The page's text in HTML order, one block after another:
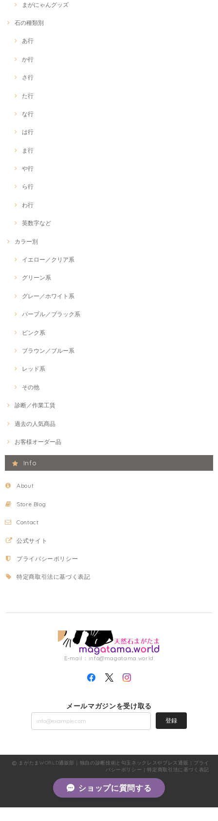
まがにゃんグッズ
石の種類別
あ行
か行
さ行
た行
な行
は行
ま行
や行
ら行
わ行
英数字など
カラー別
イエロー／クリア系
グリーン系
グレー／ホワイト系
パープル／ブラック系
ピンク系
ブラウン／ブルー系
レッド系
その他
診断／作業工賃
過去の人気商品
お客様オーダー品
Info
About
Store Blog
Contact
公式サイト
プライバシーポリシー
特定商取引法に基づく表記
E-mail： info@magatama.world
メールマガジンを受け取る
登録
まがたまWORLD通販部｜独自の診断技術と勾玉ネックレスやブレス通販 | プライ
バシーポリシー |特定商取引法に基づく表記
ショップに質問する